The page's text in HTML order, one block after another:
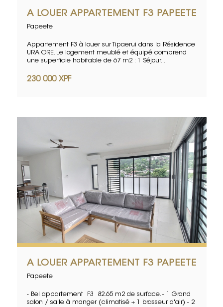
A LOUER APPARTEMENT F3 PAPEETE
Papeete
Appartement F3 à louer sur Tipaerui dans la Résidence
URA ORE. Le logement meublé et équipé comprend
une superficie habitable de 67 m2 : 1 Séjour...
230 000 XPF
A LOUER APPARTEMENT F3 PAPEETE
Papeete
- Bel appartement F3 82.65 m2 de surface. - 1 Grand
salon / salle à manger (climatisé + 1 brasseur d'air) - 2